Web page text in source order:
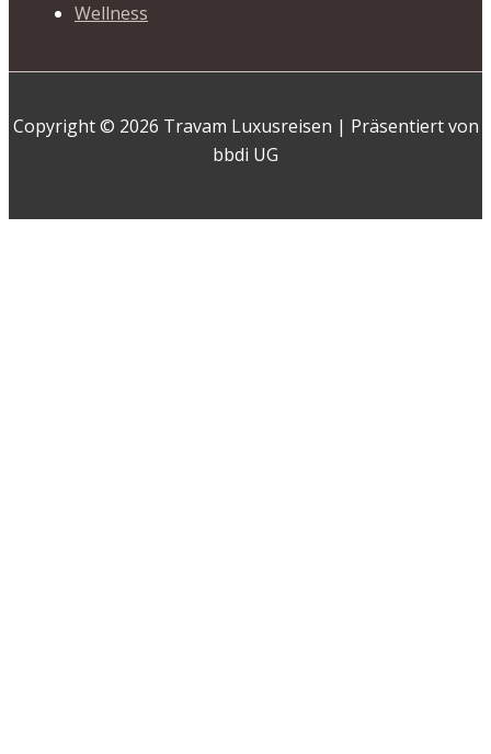
Wellness
Copyright © 2026 Travam Luxusreisen | Präsentiert von
bbdi UG